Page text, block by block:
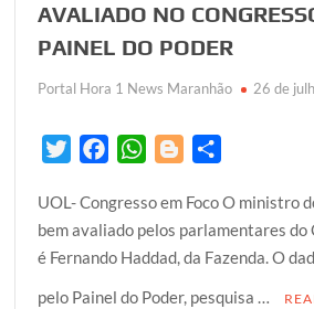
AVALIADO NO
PAINEL DO PODER
Portal Hora 1 News Maranhão 26 de
i
t
t
e
c
e
b
o
W
a
t
s
A
o
g
g
e
a
r
e
UOL- Congresso em Foco O ministro
bem avaliado pelos parlamentares do
é Fernando Haddad, da Fazenda. O
pelo Painel do Poder, pesquisa …